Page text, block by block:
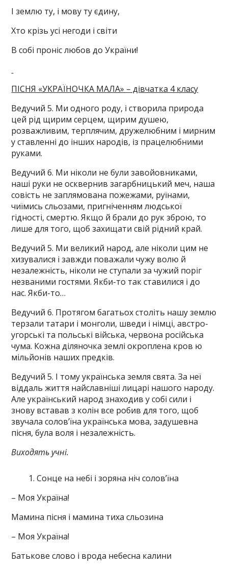
І землю ту, і мову ту єдину,
Хто крізь усі негоди і світи
В собі проніс любов до України!
ПІСНЯ «УКРАЇНОЧКА МАЛА» – дівчатка 4 класу
Ведучий 5. Ми одного роду, і створила природа
цей рід щирим серцем, щирим душею,
розважливим, терплячим, дружелюбним і мирним
у ставленні до інших народів, із працелюбними
руками.
Ведучий 6. Ми ніколи не були завойовниками,
наші руки не осквернив загарбницький меч, наша
совість не заплямована пожежами, руїнами,
чиїмись сльозами, пригніченням людської
гідності, смертю. Якщо й брали до рук зброю, то
лише для того, щоб захищати свій рідний край.
Ведучий 5. Ми великий народ, але ніколи цим не
хизувалися і завжди поважали чужу волю й
незалежність, ніколи не ступали за чужий поріг
незваними гостями. Якби-то так ставилися і до
нас. Якби-то…
Ведучий 6. Протягом багатьох століть нашу землю
терзали татари і монголи, шведи і німці, австро-
угорські та польські війська, червона російська
чума. Кожна діляночка землі окроплена кров ю
мільйонів наших предків.
Ведучий 5. І тому українська земля свята. За неї
віддаль життя найславніші лицарі нашого народу.
Але український народ знаходив у собі сили і
знову вставав з колін все робив для того, щоб
звучала солов’їна українська мова, задушевна
пісня, була воля і незалежність.
Виходять учні.
Сонце на небі і зоряна ніч солов’їна
– Моя Україна!
Мамина пісня і мамина тиха сльозина
– Моя Україна!
Батькове слово і врода небесна калини